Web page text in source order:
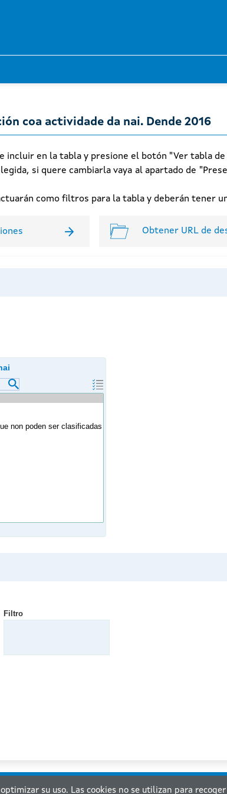
coa actividade da nai. Dende 2016
incluir en la tabla y presione el botón "Ver tabla de
si quere cambiarla vaya al apartado de
como filtros para la tabla y deberán tener
Obtener URL de
Filtro
Información mantenida y publicada en internet por la Xunta de
su uso. Las cookies no se utilizan para